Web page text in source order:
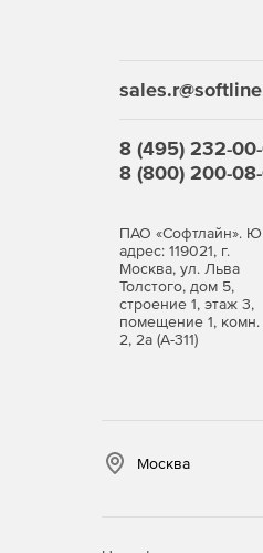
8 (495) 232-
8 (800) 200-
ПАО «Софтлайн».
адрес: 119021, г.
Москва, ул. Льва
Толстого, дом 5,
строение 1, этаж 3,
помещение 1,
2, 2а (А-311)
Москва